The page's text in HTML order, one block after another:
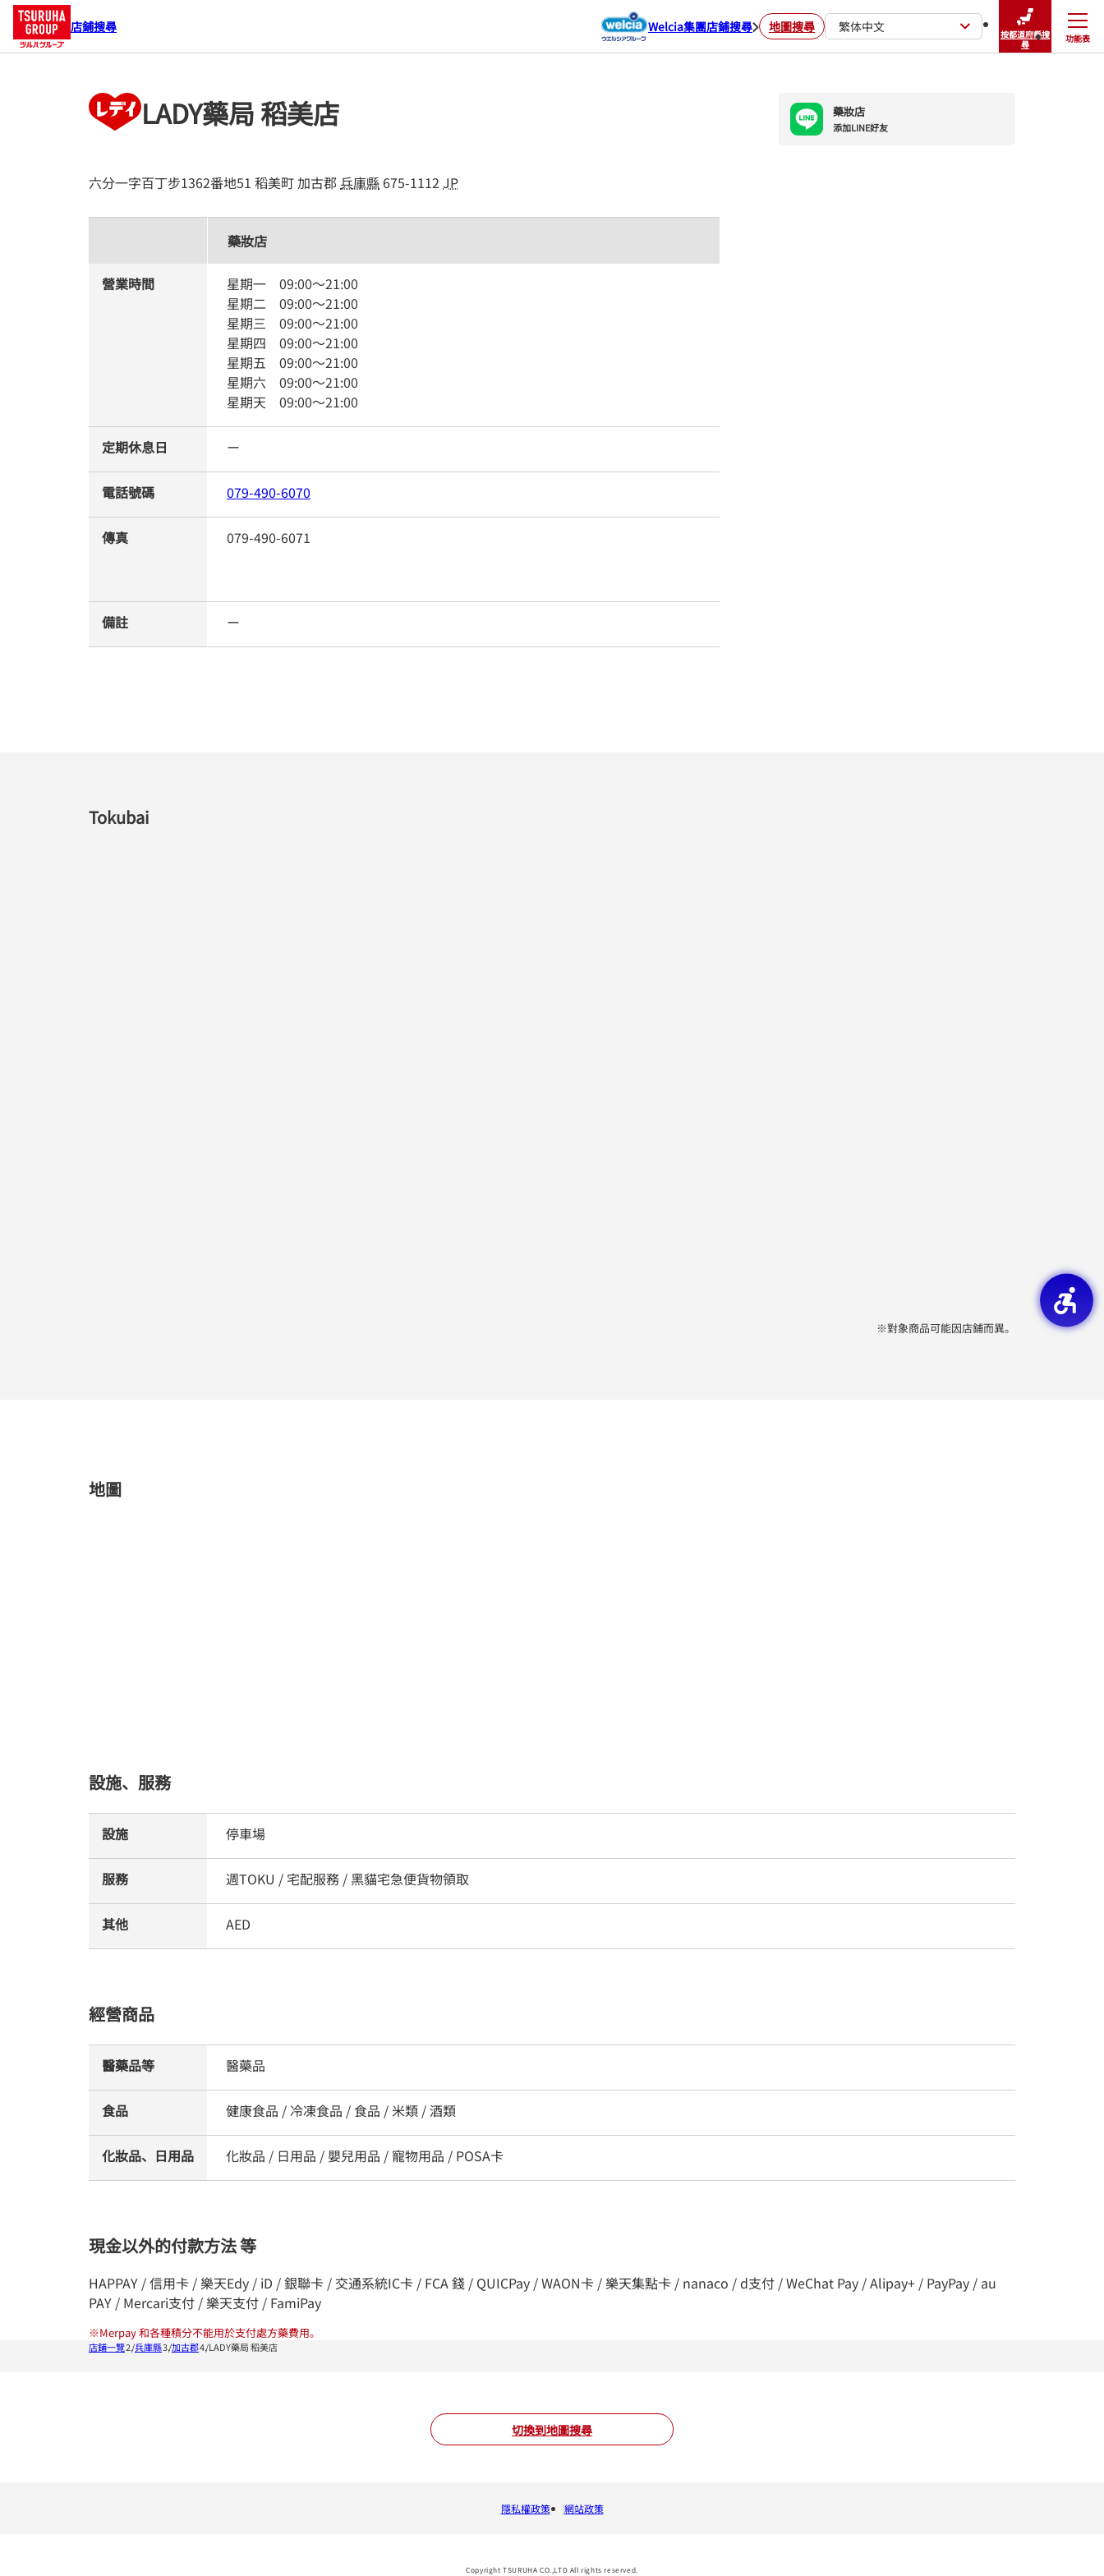
店鋪搜尋 Welcia集團店鋪搜尋 地圖搜尋 繁体中文
按都道府縣搜
尋
功能表
關閉
LADY藥局 稻美店
六分一字百丁步1362番地51 稻美町加古郡兵庫縣 675-1112 JP
藥妝店
添加LINE好友
Tokubai
※對象商品可能因店鋪而異。
藥妝店
營業時間 星期一 09:00～21:00
星期二 09:00～21:00
星期三 09:00～21:00
星期四 09:00～21:00
星期五 09:00～21:00
星期六 09:00～21:00
星期天 09:00～21:00
定期休息日 ー
電話號碼 079-490-6070
傳真 079-490-6071
備註 ー
地圖
設施、服務
設施 停車場
服務 週TOKU / 宅配服務 / 黑貓宅急便貨物領取
其他 AED
經營商品
醫藥品等 醫藥品
食品 健康食品 / 冷凍食品 / 食品 / 米類 / 酒類
化妝品、日用品 化妝品 / 日用品 / 嬰兒用品 / 寵物用品 / POSA卡
現金以外的付款方法 等
HAPPAY / 信用卡 / 樂天Edy / iD / 銀聯卡 / 交通系統IC卡 / FCA 錢 / QUICPay / WAON卡 / 樂天集點卡 / nanaco / d支付 / WeChat Pay / Alipay+ / PayPay / au
PAY / Mercari支付 / 樂天支付 / FamiPay
※Merpay 和各種積分不能用於支付處方藥費用。
切換到地圖搜尋
店鋪一覽 兵庫縣 加古郡 LADY藥局 稻美店
隱私權政策 網站政策
Copyright TSURUHA CO.,LTD All rights reserved.